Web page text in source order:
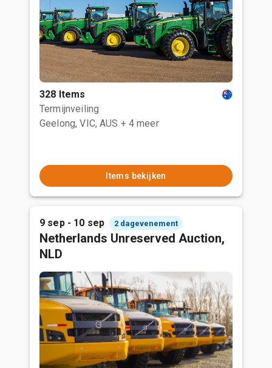
328 Items
Termijnveiling
Geelong, VIC, AUS + 4 meer
Items bekijken
9 sep - 10 sep 2 dagevenement
Netherlands Unreserved Auction,
NLD